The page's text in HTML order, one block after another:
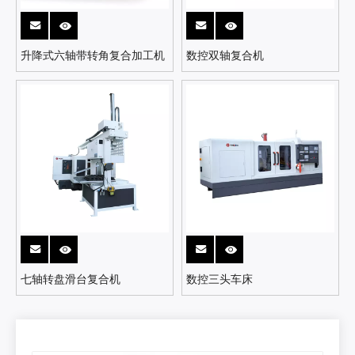
升降式六轴带转角复合加工机 数控双轴复合机
七轴转盘滑台复合机 数控三头车床